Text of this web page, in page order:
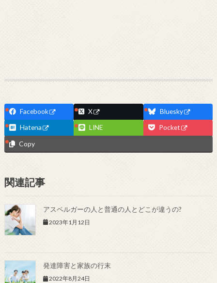
Facebook X
Bluesky
Hatena
LINE
Pocket
Copy
関連記事
アスペルガーの人と普通の人とどこが違うの?
2023年1月12日
発達障害と家族の行末
2022年8月24日